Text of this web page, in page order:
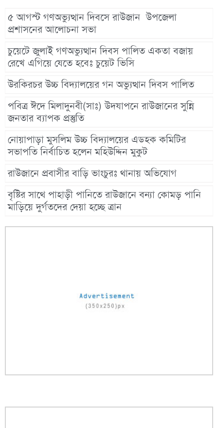
৫ আগস্ট গণঅভ্যুত্থান দিবসে রাউজান উপজেলা
প্রশাসনের আলোচনা সভা
চুয়েটে জুলাই গণঅভ্যুত্থান দিবস পালিত একতা বজায়
রেখে এগিয়ে যেতে হবেঃ চুয়েট ভিসি
উরকিরচর উচ্চ বিদ্যালয়ের গন অভ্যুত্থান দিবস পালিত
পবিত্র ঈদে মিলাদুনবী(সাঃ) উদযাপনে রাউজানের সুন্নি
জনতার ব্যাপক প্রস্তুতি
নোয়াপাড়া মুসলিম উচ্চ বিদ্যালয়ের এডহক কমিটির
সভাপতি নির্বাচিত হলেন মহিউদ্দিন মুকুট
রাউজানে প্রবাসীর বাড়ি ভাংচুরঃ থানায় অভিযোগ
বৃষ্টির সাথে পাহাড়ী পানিতে রাউজানে বন্যা কোমড় পানি
মাড়িয়ে দুর্গতদের দেয়া হচ্ছে ত্রান